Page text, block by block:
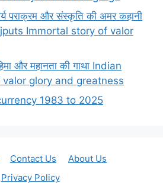
पराक्रम और संस्कृति की अमर कहानी
Immortal story of valor
और महानता की गाथा Indian
glory and greatness
1983 to 2025
Contact Us
About Us
Privacy Policy